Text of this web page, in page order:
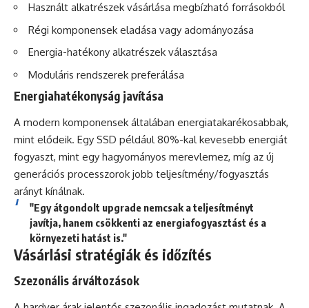
Használt alkatrészek vásárlása megbízható forrásokból
Régi komponensek eladása vagy adományozása
Energia-hatékony alkatrészek választása
Moduláris rendszerek preferálása
Energiahatékonyság javítása
A modern komponensek általában energiatakarékosabbak,
mint elődeik. Egy SSD például 80%-kal kevesebb energiát
fogyaszt, mint egy hagyományos merevlemez, míg az új
generációs processzorok jobb teljesítmény/fogyasztás
arányt kínálnak.
"Egy átgondolt upgrade nemcsak a teljesítményt
javítja, hanem csökkenti az energiafogyasztást és a
környezeti hatást is."
Vásárlási stratégiák és időzítés
Szezonális árváltozások